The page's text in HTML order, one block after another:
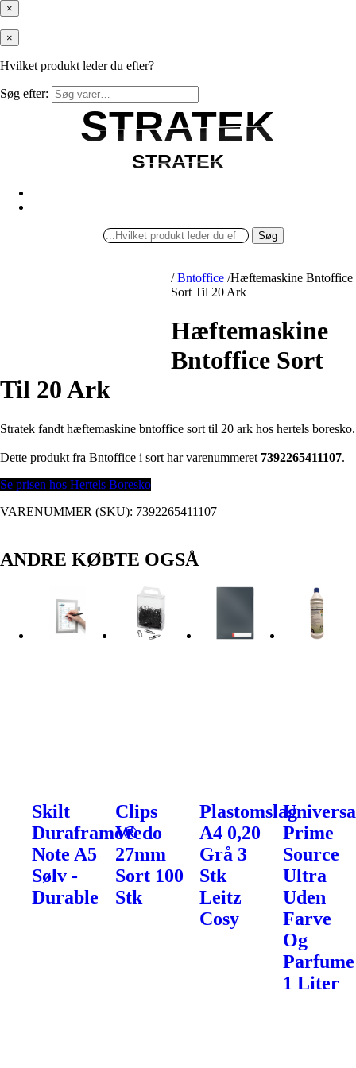
×
×
Hvilket produkt leder du efter?
Søg efter:
STRATEK
STRATEK
STRATEK
STRATEK
Søg
/ Bntoffice /Hæftemaskine Bntoffice
Sort Til 20 Ark
Hæftemaskine
Bntoffice Sort
Til 20 Ark
Stratek fandt hæftemaskine bntoffice sort til 20 ark hos hertels boresko.
Dette produkt fra Bntoffice i sort har varenummeret 7392265411107.
Se prisen hos Hertels Boresko
VARENUMMER (SKU): 7392265411107
ANDRE KØBTE OGSÅ
Skilt
Duraframe®
Note A5
Sølv -
Durable
Clips
Wedo
27mm
Sort 100
Stk
Plastomslag
A4 0,20
Grå 3
Stk
Leitz
Cosy
Prime
Source
Ultra
Uden
Farve
Og
Parfume
1 Liter